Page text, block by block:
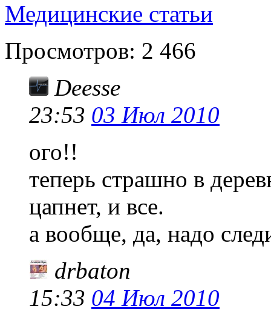
Медицинские статьи
Просмотров: 2 466
Deesse
23:53 03 Июл 2010
ого!!
теперь страшно в
цапнет, и все.
а вообще, да, надо
drbaton
15:33 04 Июл 2010